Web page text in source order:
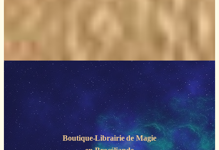
Boutique-Librairie deMagie